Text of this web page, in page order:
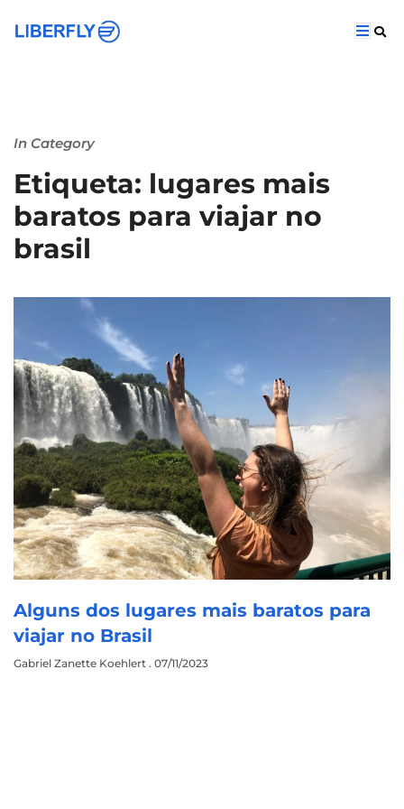
In Category
Etiqueta: lugares mais
baratos para viajar no
brasil
Alguns dos lugares mais baratos para
viajar no Brasil
Gabriel Zanette Koehlert 07/11/2023